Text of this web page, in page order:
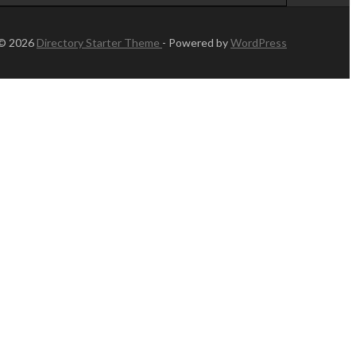
2026 Directory Starter Theme - Powered byWordPress